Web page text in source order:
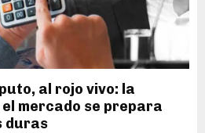
al rojo vivo: la
mercado se prepara
duras